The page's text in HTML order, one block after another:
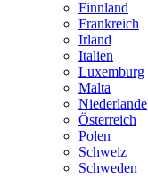
Finnland
Frankreich
Irland
Italien
Luxemburg
Malta
Niederlande
Österreich
Polen
Schweiz
Schweden